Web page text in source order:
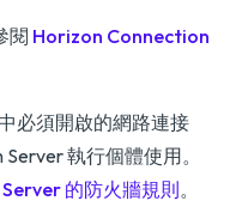
閱 Horizon Connection
必須開啟的網路連接
執行個體使用。
的防火牆規則。